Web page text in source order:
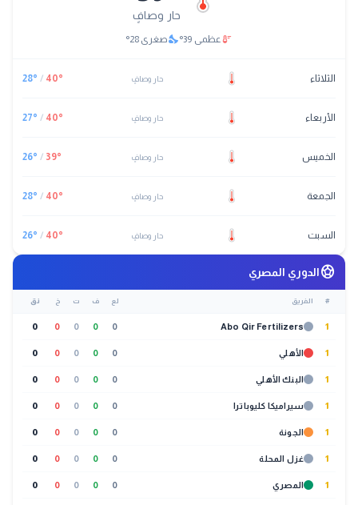
حار وصافٍ
thermostatعظمى 39
°
nights_stayصغرى 28
°
الثلاثاء حار وصافٍ 40°
/
28°
الأربعاء حار وصافٍ 40°
/
27°
الخميس حار وصافٍ 39°
/
26°
الجمعة حار وصافٍ 40°
/
28°
السبت حار وصافٍ 40°
/
26°
sports_soccerالدوري المصري
# الفريق لع ف ت خ نق
1
Abo Qir Fertilizers
0
0
0
0
0
1 الأهلي 0
0
0
0
0
1 البنك الأهلي 0
0
0
0
0
1 سيراميكا كليوباترا 0
0
0
0
0
1 الجونة 0
0
0
0
0
1 غزل المحلة 0
0
0
0
0
1 المصري 0
0
0
0
0